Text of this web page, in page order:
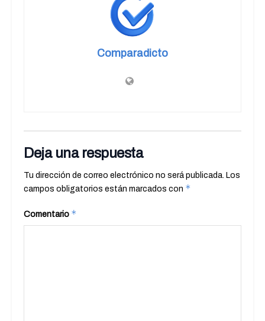
Comparadicto
Deja una respuesta
Tu dirección de correo electrónico no será publicada. Los
campos obligatorios están marcados con *
Comentario *